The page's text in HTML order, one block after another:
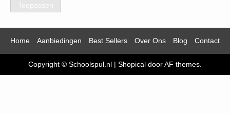
Toepassen
Home Aanbiedingen Best Sellers Over Ons Blog Contact
Copyright © Schoolspul.nl | Shopical door AF themes.